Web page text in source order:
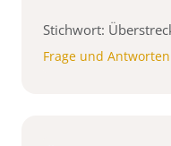
Stichwort:
Frage und